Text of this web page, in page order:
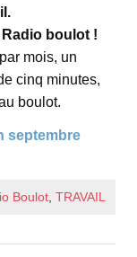
Radio boulot !
mois, un
cinq minutes,
boulot.
septembre
Boulot, TRAVAIL